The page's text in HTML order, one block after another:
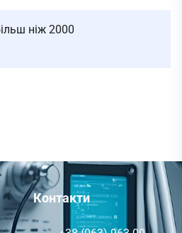
ніж 2000
Контакти